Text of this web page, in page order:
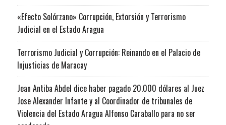
«Efecto Solórzano» Corrupción, Extorsión y Terrorismo
Judicial en el Estado Aragua
Terrorismo Judicial y Corrupción: Reinando en el Palacio de
Injusticias de Maracay
Jean Antiba Abdel dice haber pagado 20.000 dólares al Juez
Jose Alexander Infante y al Coordinador de tribunales de
Violencia del Estado Aragua Alfonso Caraballo para no ser